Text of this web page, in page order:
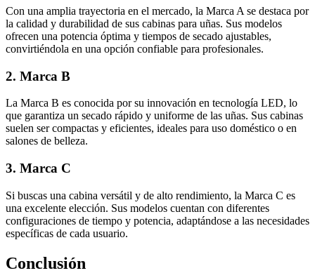
Con una amplia trayectoria en el mercado, la Marca A se destaca por
la calidad y durabilidad de sus cabinas para uñas. Sus modelos
ofrecen una potencia óptima y tiempos de secado ajustables,
convirtiéndola en una opción confiable para profesionales.
2. Marca B
La Marca B es conocida por su innovación en tecnología LED, lo
que garantiza un secado rápido y uniforme de las uñas. Sus cabinas
suelen ser compactas y eficientes, ideales para uso doméstico o en
salones de belleza.
3. Marca C
Si buscas una cabina versátil y de alto rendimiento, la Marca C es
una excelente elección. Sus modelos cuentan con diferentes
configuraciones de tiempo y potencia, adaptándose a las necesidades
específicas de cada usuario.
Conclusión